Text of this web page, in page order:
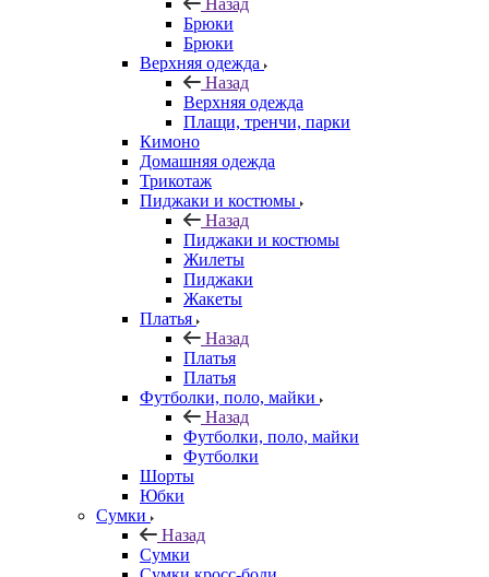
Назад
Брюки
Брюки
Верхняя одежда
Назад
Верхняя одежда
Плащи, тренчи, парки
Кимоно
Домашняя одежда
Трикотаж
Пиджаки и костюмы
Назад
Пиджаки и костюмы
Жилеты
Пиджаки
Жакеты
Платья
Назад
Платья
Платья
Футболки, поло, майки
Назад
Футболки, поло, майки
Футболки
Шорты
Юбки
Сумки
Назад
Сумки